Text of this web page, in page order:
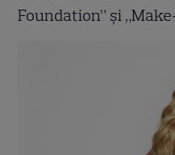
Foundation” și